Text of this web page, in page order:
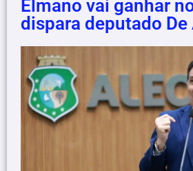
Elmano vai ganhar
dispara deputado